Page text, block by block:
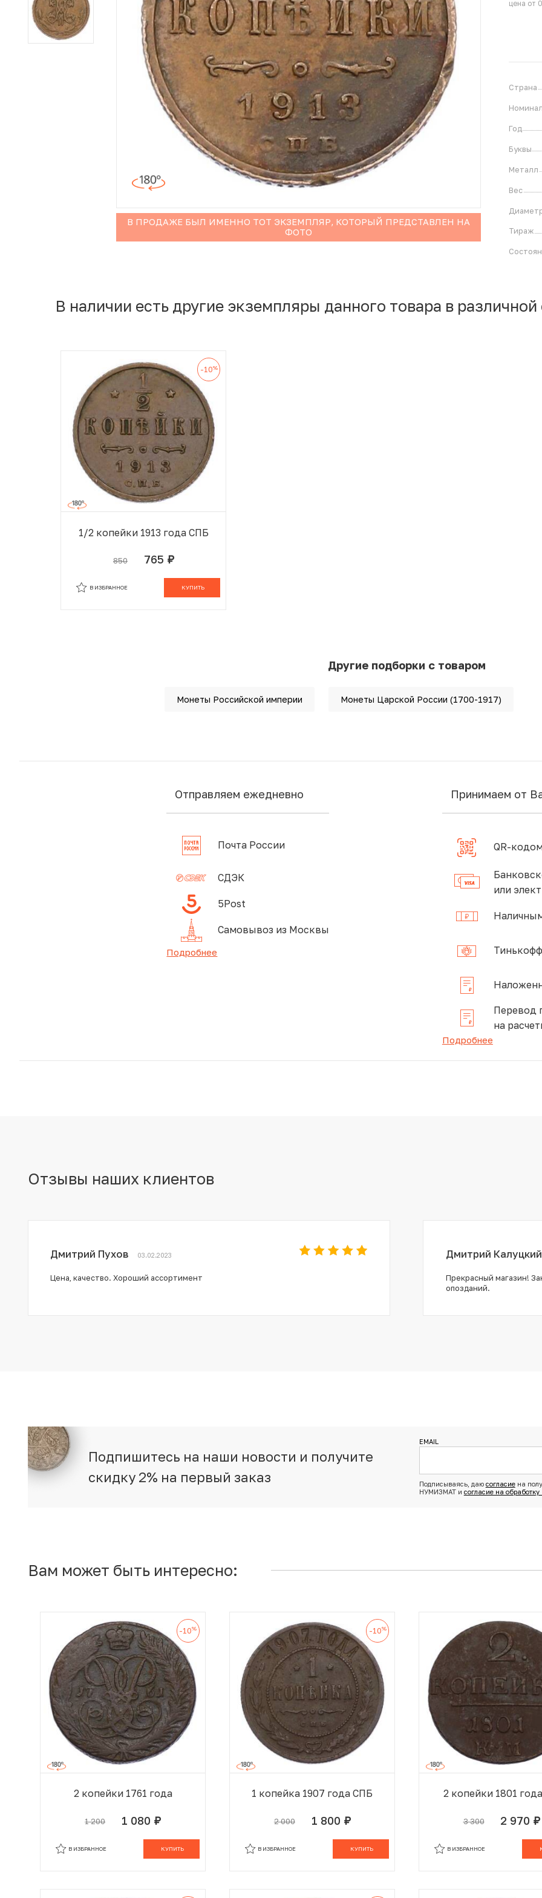
Иностранные монеты
Неофициальные выпуски монет (Unusual)
Античные и средневековые монеты
В ПРОДАЖЕ БЫЛ ИМЕННО ТОТ ЭКЗЕМПЛЯР, КОТОРЫЙ ПРЕДСТАВЛЕН НА
ФОТО
цена от
Страна
Год
Буквы
Металл
Вес
Тираж
В наличии есть другие экземпляры данного товара в
-10%
1/2 копейки 1913 года СПБ
850 765 руб.
КУПИТЬ
В ИЗБРАННОЕ
Другие подборки с товаром
Монеты Российской империи Монеты Царской России (1700-1917)
Отправляем ежедневно
Почта России
СДЭК
5Post
Самовывоз из Москвы
Подробнее
Принимаем от
QR-
или
Перевод
на
Подробнее
Отзывы наших клиентов
Дмитрий Пухов 03.02.2023
Цена, качество. Хороший ассортимент
Дмитрий Калуцкий
Прекрасный магазин!
опозданий.
Подпишитесь на наши новости и получите
скидку 2% на первый заказ
EMAIL
Подписываясь, даю согласиена
НУМИЗМАТ и согласие на
Вам может быть интересно:
-10%
2 копейки 1761 года
1 200 1 080 руб.
КУПИТЬ
В ИЗБРАННОЕ
-10%
1 копейка 1907 года СПБ
2 000 1 800 руб.
КУПИТЬ
В ИЗБРАННОЕ
2 копейки 1801
3 300 2 970 руб.
В ИЗБРАННОЕ